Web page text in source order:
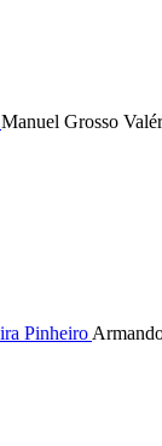
Manuel Grosso